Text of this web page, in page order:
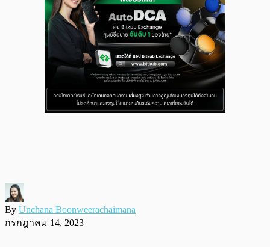
By Unchana Boonweerachaimana
กรกฎาคม 14, 2023